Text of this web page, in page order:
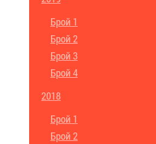
Брой 1
Брой 2
Брой 3
Брой 4
2018
Брой 1
Брой 2